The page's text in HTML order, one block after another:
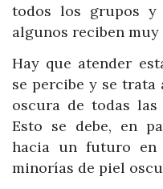
todos los grupos y
algunos reciben
Hay que atender
se percibe y se trata
oscura de todas
Esto se debe, en
hacia un futuro
minorías de piel